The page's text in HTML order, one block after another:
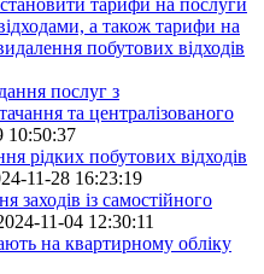
а також тарифи на
побутових відходів
послуг з
та централізованого
10:50:37
рідких побутових відходів
11-28 16:23:19
заходів із самостійного
11-04 12:30:11
на квартирному обліку